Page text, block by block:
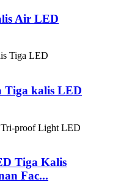
Air LED
Tiga kalis LED
Tiga Kalis
Fac...